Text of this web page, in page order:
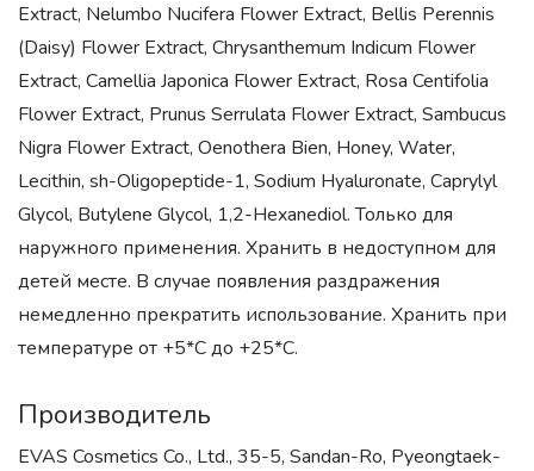
Extract, Nelumbo Nucifera Flower Extract, Bellis Perennis
(Daisy) Flower Extract, Chrysanthemum Indicum Flower
Extract, Camellia Japonica Flower Extract, Rosa Centifolia
Flower Extract, Prunus Serrulata Flower Extract, Sambucus
Nigra Flower Extract, Oenothera Bien, Honey, Water,
Lecithin, sh-Oligopeptide-1, Sodium Hyaluronate, Caprylyl
Glycol, Butylene Glycol, 1,2-Hexanediol. Только для
наружного применения. Хранить в недоступном для
детей месте. В случае появления раздражения
немедленно прекратить использование. Хранить при
температуре от +5*С до +25*С.
Производитель
EVAS Cosmetics Co., Ltd., 35-5, Sandan-Ro, Pyeongtaek-